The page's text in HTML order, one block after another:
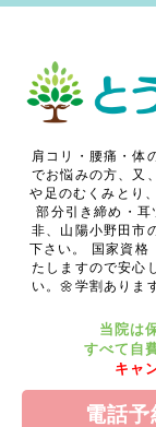
肩コリ・腰痛・体
でお悩みの方、又
や足のむくみとり
部分引き締め・耳
非、山陽小野田市
下さい。
国家資格
たしますので安心
い。🌼学割ありま
当院は
すべて自
キャ
電話予